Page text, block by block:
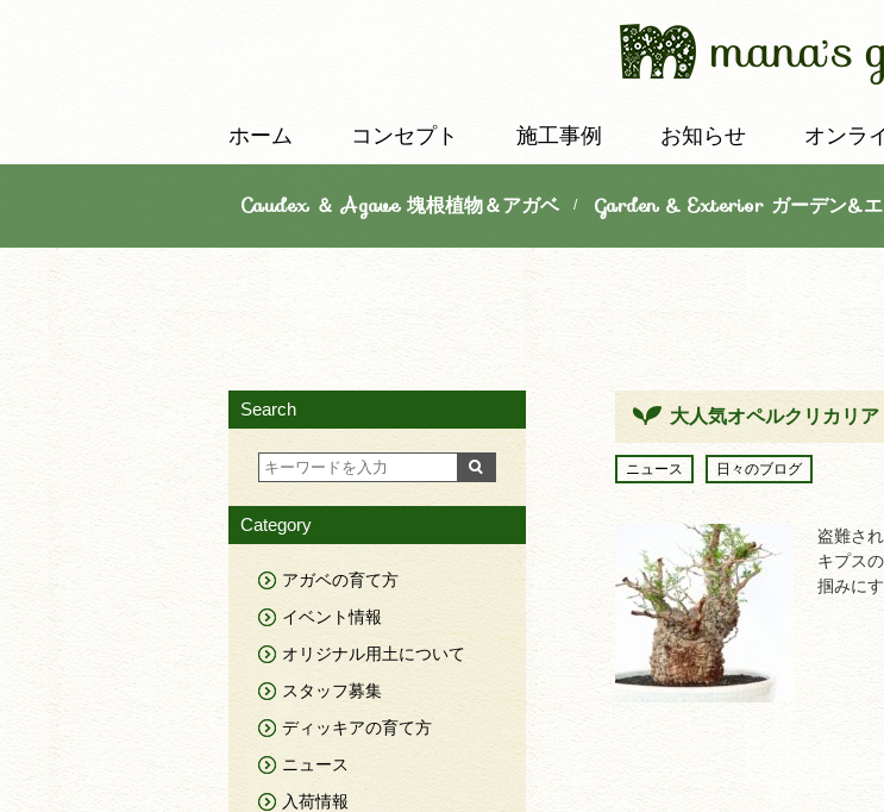
ホーム コンセプト 施工事例 お知らせ オンラ
Caudex ＆ Agave 塊根植物＆アガベ/ Garden & Exterior ガーデン&エ
大人気オペルクリカリ
ニュース 日々のブログ
盗難さ
キプス
掴みに
Search
Category
アガベの育て方
イベント情報
オリジナル用土について
スタッフ募集
ディッキアの育て方
ニュース
入荷情報